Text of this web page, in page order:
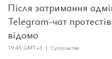
Після затримання
Telegram-чат
відомо
19:45 GMT+3 | Суспільство